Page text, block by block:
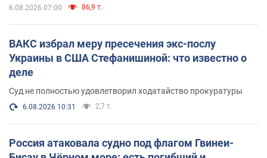
6.08.2026 07:00 86,9 т.
ВАКС избрал меру пресечения экс-послу
Украины в США Стефанишиной: что известно о
деле
Суд не полностью удовлетворил ходатайство прокуратуры
6.08.2026 10:31 2,7 т.
Россия атаковала судно под флагом Гвинеи-